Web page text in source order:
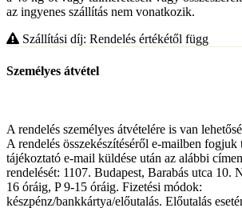
az ingyenes szállítás nem vonatkozik.
Szállítási díj: Rendelés értékétől függ
Személyes átvétel
A rendelés személyes átvételére is van
A rendelés összekészítéséről e-mailben
tájékoztató e-mail küldése után az alábbi
rendelését: 1107. Budapest, Barabás utca 10.
16 óráig, P 9-15 óráig. Fizetési módok:
készpénz/bankkártya/előutalás. Előutalás